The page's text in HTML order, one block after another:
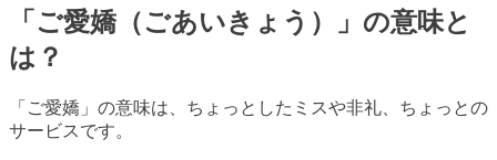
「ご愛嬌（ごあいきょう）」の意味と
は？
「ご愛嬌」の意味は、ちょっとしたミスや非礼、ちょっとの
サービスです。